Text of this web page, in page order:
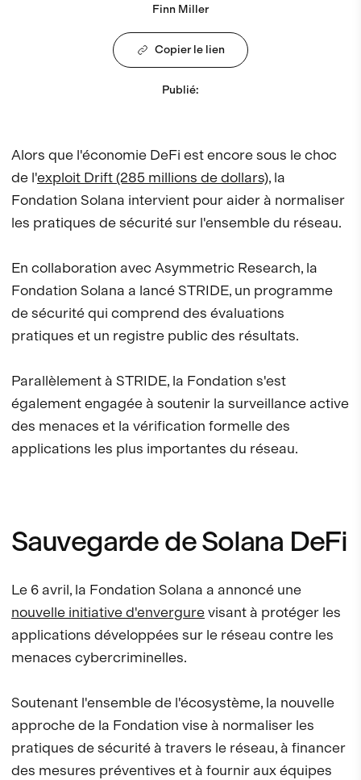
Finn Miller
Copier le lien
Publié:
Alors que l'économie DeFi est encore sous le choc
de l'exploit Drift (285 millions de dollars), la
Fondation Solana intervient pour aider à normaliser
les pratiques de sécurité sur l'ensemble du réseau.
En collaboration avec Asymmetric Research, la
Fondation Solana a lancé STRIDE, un programme
de sécurité qui comprend des évaluations
pratiques et un registre public des résultats.
Parallèlement à STRIDE, la Fondation s'est
également engagée à soutenir la surveillance active
des menaces et la vérification formelle des
applications les plus importantes du réseau.
Sauvegarde de Solana DeFi
Le 6 avril, la Fondation Solana a annoncé une
nouvelle initiative d'envergurevisant à protéger les
applications développées sur le réseau contre les
menaces cybercriminelles.
Soutenant l'ensemble de l'écosystème, la nouvelle
approche de la Fondation vise à normaliser les
pratiques de sécurité à travers le réseau, à financer
des mesures préventives et à fournir aux équipes